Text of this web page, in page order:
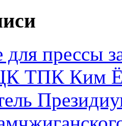
для прессы
ТПК Ким